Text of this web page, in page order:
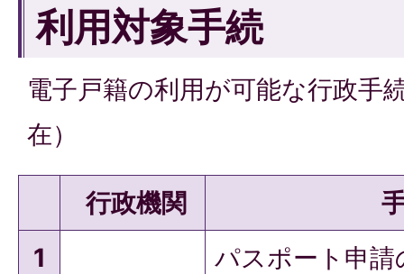
利用対象手続
電子戸籍の利用が可能な行政手
在）
行政機関
1
パスポート申請